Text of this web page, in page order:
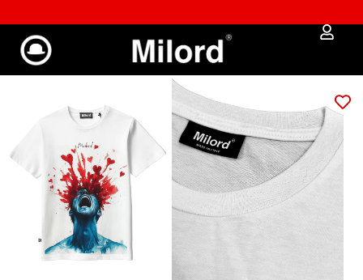
✔︎ Spedizione e reso gratuiti da €100
T-shirt LOVE
EXPLOSION
Art: 2024-WH
€39,00 €33,15
GUIDA ALLE MISURE
: S